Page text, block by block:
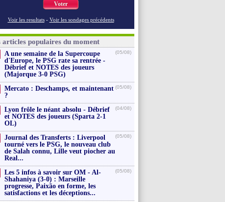
Voter
Voir les resultats - Voir les sondages précédents
articles populaires du moment
A une semaine de la Supercoupe
d'Europe, le PSG rate sa rentrée -
Débrief et NOTES des joueurs
(Majorque 3-0 PSG)
(05/08)
Mercato : Deschamps, et maintenant
?
(05/08)
Lyon frôle le néant absolu - Débrief
et NOTES des joueurs (Sparta 2-1
OL)
(04/08)
Journal des Transferts : Liverpool
tourné vers le PSG, le nouveau club
de Salah connu, Lille veut piocher au
Real...
(05/08)
Les 5 infos à savoir sur OM - Al-
Shahaniya (3-0) : Marseille
progresse, Paixão en forme, les
satisfactions et les déceptions...
(05/08)